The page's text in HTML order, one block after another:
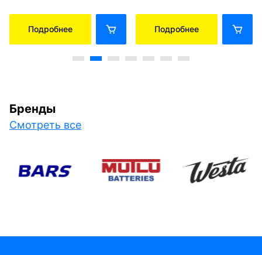
Подробнее Подробнее
Бренды
Смотреть все